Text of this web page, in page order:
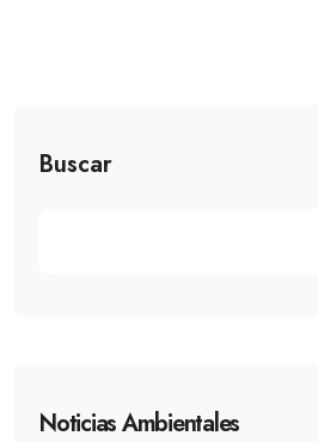
Buscar
Noticias Ambientales